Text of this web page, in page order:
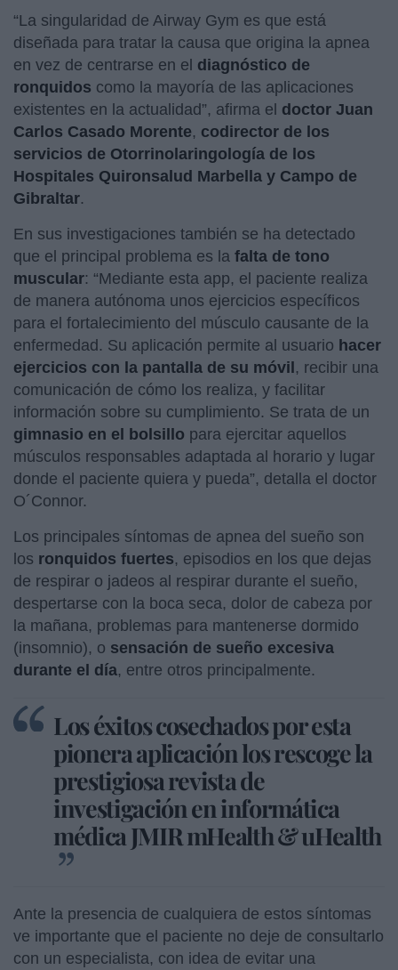
“La singularidad de Airway Gym es que está
diseñada para tratar la causa que origina la apnea
en vez de centrarse en el diagnóstico de
ronquidos como la mayoría de las aplicaciones
existentes en la actualidad”, afirma el doctor Juan
Carlos Casado Morente, codirector de los
servicios de Otorrinolaringología de los
Hospitales Quironsalud Marbella y Campo de
Gibraltar.
En sus investigaciones también se ha detectado
que el principal problema es la falta de tono
muscular: “Mediante esta app, el paciente realiza
de manera autónoma unos ejercicios específicos
para el fortalecimiento del músculo causante de la
enfermedad. Su aplicación permite al usuario hacer
ejercicios con la pantalla de su móvil, recibir una
comunicación de cómo los realiza, y facilitar
información sobre su cumplimiento. Se trata de un
gimnasio en el bolsillo para ejercitar aquellos
músculos responsables adaptada al horario y lugar
donde el paciente quiera y pueda”, detalla el doctor
O´Connor.
Los principales síntomas de apnea del sueño son
los ronquidos fuertes, episodios en los que dejas
de respirar o jadeos al respirar durante el sueño,
despertarse con la boca seca, dolor de cabeza por
la mañana, problemas para mantenerse dormido
(insomnio), o sensación de sueño excesiva
durante el día, entre otros principalmente.
Los éxitos cosechados por esta
pionera aplicación los rescoge la
prestigiosa revista de
investigación en informática
médica JMIR mHealth & uHealth
Ante la presencia de cualquiera de estos síntomas
ve importante que el paciente no deje de consultarlo
con un especialista, con idea de evitar una